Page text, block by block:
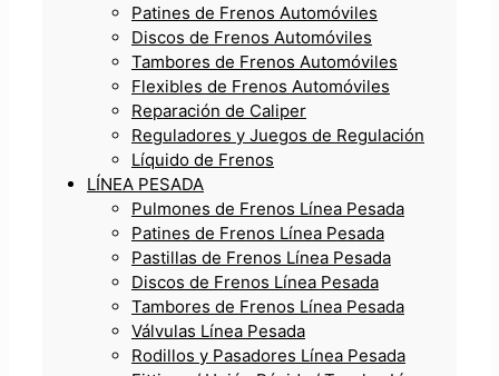
Patines de Frenos Automóviles
Discos de Frenos Automóviles
Tambores de Frenos Automóviles
Flexibles de Frenos Automóviles
Reparación de Caliper
Reguladores y Juegos de Regulación
Líquido de Frenos
LÍNEA PESADA
Pulmones de Frenos Línea Pesada
Patines de Frenos Línea Pesada
Pastillas de Frenos Línea Pesada
Discos de Frenos Línea Pesada
Tambores de Frenos Línea Pesada
Válvulas Línea Pesada
Rodillos y Pasadores Línea Pesada